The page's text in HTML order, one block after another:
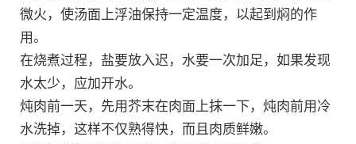
微火，使汤面上浮油保持一定温度，以起到焖的作
用。
在烧煮过程，盐要放入迟，水要一次加足，如果发现
水太少，应加开水。
炖肉前一天，先用芥末在肉面上抹一下，炖肉前用冷
水洗掉，这样不仅熟得快，而且肉质鲜嫩。